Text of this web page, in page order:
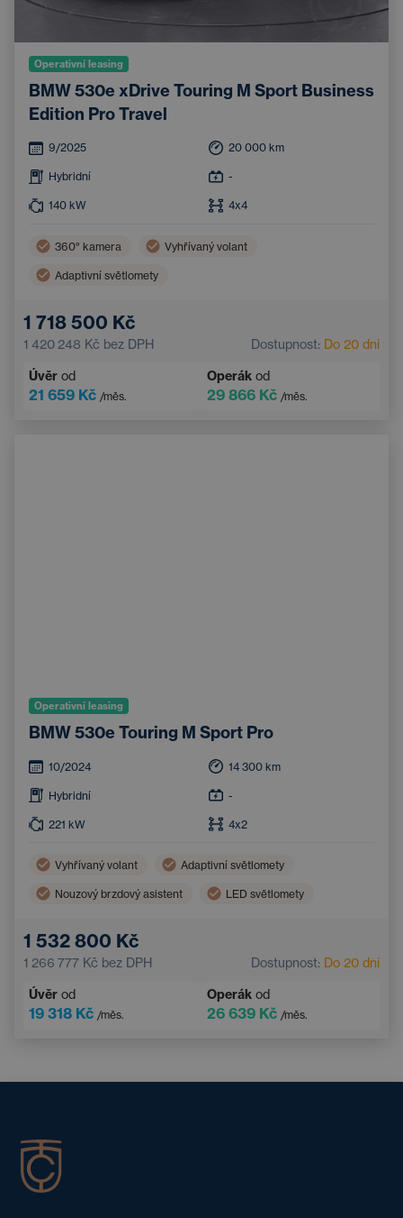
Operativní leasing
BMW 530e xDrive Touring M Sport Business
Edition Pro Travel
9/2025 20 000 km
Hybridní -
140 kW 4x4
360° kamera Vyhřívaný volant
Adaptivní světlomety
Adaptivní tempomat
Systém nouzového zastavení Tažné zařízení
1 718 500 Kč
1 420 248 Kč bez DPH Dostupnost: Do 20 dní
Úvěr od
21 659 Kč /měs.
Operák od
29 866 Kč /měs.
Operativní leasing
BMW 530e Touring M Sport Pro
10/2024 14 300 km
Hybridní -
221 kW 4x2
Vyhřívaný volant Adaptivní světlomety
Nouzový brzdový asistent LED světlomety
Parkovací asistent
1 532 800 Kč
1 266 777 Kč bez DPH Dostupnost: Do 20 dní
Úvěr od
19 318 Kč /měs.
Operák od
26 639 Kč /měs.